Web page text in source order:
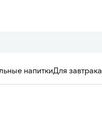
напиткиДля завтрака